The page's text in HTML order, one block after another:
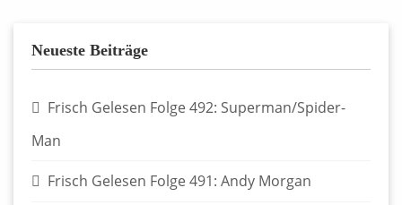
Neueste Beiträge
Frisch Gelesen Folge 492: Superman/Spider-
Man
Frisch Gelesen Folge 491: Andy Morgan